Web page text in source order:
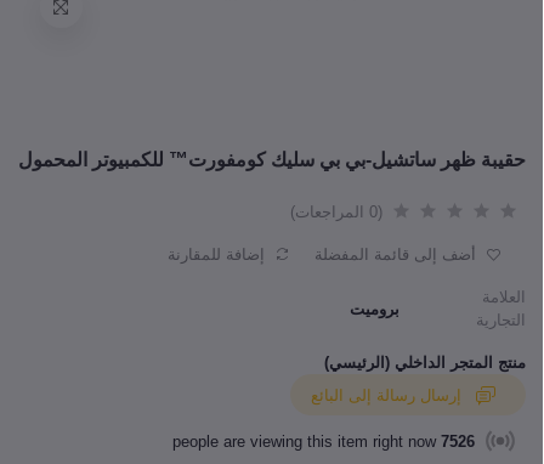
حقيبة ظهر ساتشيل-بي بي سليك كومفورت™ للكمبيوتر المحمول
(0 المراجعات)
أضف إلى قائمة المفضلة إضافة للمقارنة
العلامة
التجارية
بروميت
منتج المتجر الداخلي (الرئيسي)
7526
people are viewing this item right now